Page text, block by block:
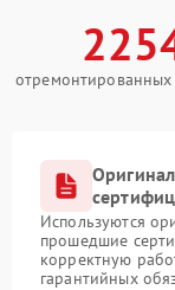
отремонтированных
Используются
прошедшие
корректную
гарантийных